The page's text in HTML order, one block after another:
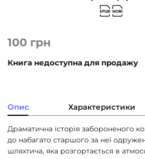
100 грн
Книга недоступна для продажу
Опис Характеристики
Драматична історія забороненого
до набагато старшого за неї
шляхтича, яка розгортається в